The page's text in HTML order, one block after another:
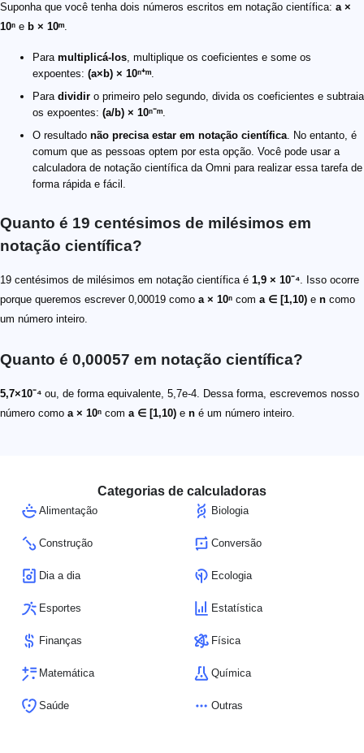
Suponha que você tenha dois números escritos em notação científica: a ×
10ⁿ e b × 10ᵐ.
Para multiplicá-los, multiplique os coeficientes e some os
expoentes: (a×b) × 10ⁿ⁺ᵐ.
Para dividir o primeiro pelo segundo, divida os coeficientes e subtraia
os expoentes: (a/b) × 10ⁿ⁻ᵐ.
O resultado não precisa estar em notação científica. No entanto, é
comum que as pessoas optem por esta opção. Você pode usar a
calculadora de notação científica da Omni para realizar essa tarefa de
forma rápida e fácil.
Quanto é 19 centésimos de milésimos em
notação científica?
19 centésimos de milésimos em notação científica é 1,9 × 10⁻⁴. Isso ocorre
porque queremos escrever 0,00019 como a × 10ⁿ com a ∈ [1,10) e n como
um número inteiro.
Quanto é 0,00057 em notação científica?
5,7×10⁻⁴ ou, de forma equivalente, 5,7e-4. Dessa forma, escrevemos nosso
número como a × 10ⁿ com a ∈ [1,10) e n é um número inteiro.
Categorias de calculadoras
Alimentação Biologia
Construção Conversão
Dia a dia Ecologia
Esportes Estatística
Finanças Física
Matemática Química
Saúde Outras